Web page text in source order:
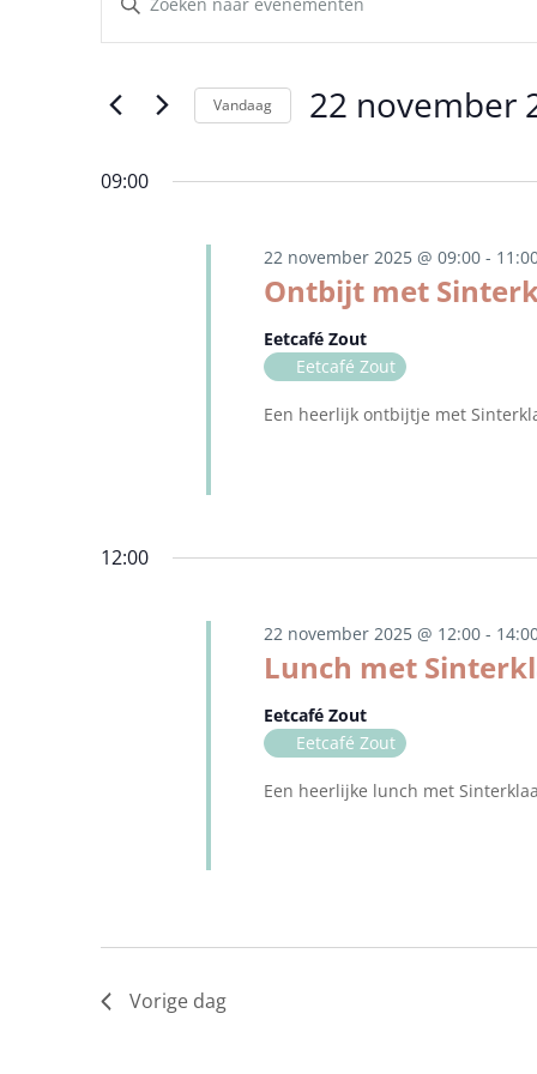
in
22
2025
Zoeken
en
navigatie
keyword
Zoek
met
Vandaag 22 november
09:00
Ontbijt met
22 november 2025 @ 09:00-
Eetcafé Zout
Eetcafé Zout
Een heerlijk ontbijtje met
12:00
Lunch met
22 november 2025 @ 12:00-
Eetcafé Zout
Eetcafé Zout
Een heerlijke lunch met
Vorige dag